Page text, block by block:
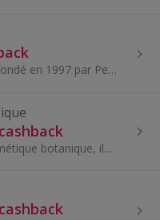
KIKO a été créé et fondé en 1997 par Percassi. Il s'agit d'une marque italienne de cosmétiques professionnels qui propose une gamme de maquillage...
Pionniers de la cosmétique botanique, ils révélent la puissance des plantes, pour le bien-être de tous dans une démarche de respect de la nature et...